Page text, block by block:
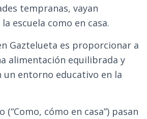
tempranas, vayan
escuela como en casa.
Gaztelueta es proporcionar a
alimentación equilibrada y
entorno educativo en la
cómo en casa”) pasan